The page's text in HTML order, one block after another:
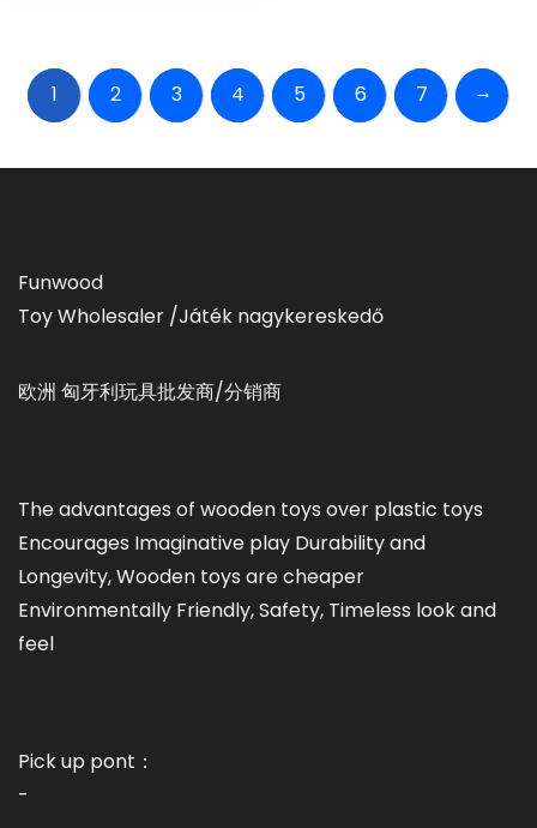
1 2 3 4 5 6 7 →
Funwood
Toy Wholesaler /Játék nagykereskedő
欧洲 匈牙利玩具批发商/分销商
The advantages of wooden toys over plastic toys
Encourages Imaginative play Durability and
Longevity, Wooden toys are cheaper
Environmentally Friendly, Safety, Timeless look and
feel
Pick up pont：
-